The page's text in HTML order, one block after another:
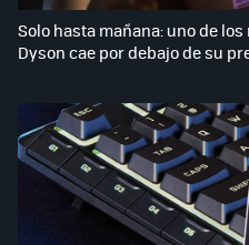
Solo hasta mañana: uno de
Dyson cae por debajo de su